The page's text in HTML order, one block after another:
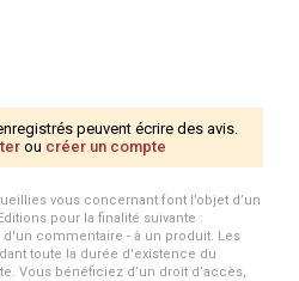
peuvent écrire des avis.
ou créer un compte
vous concernant font l’objet d’un
pour la finalité suivante :
commentaire - à un produit. Les
toute la durée d'existence du
Vous bénéficiez d’un droit d’accès,